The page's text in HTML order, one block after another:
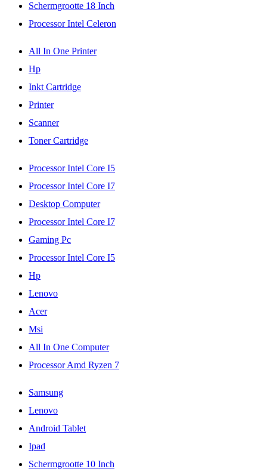
Schermgrootte 18 Inch
Processor Intel Celeron
All In One Printer
Hp
Inkt Cartridge
Printer
Scanner
Toner Cartridge
Processor Intel Core I5
Processor Intel Core I7
Desktop Computer
Processor Intel Core I7
Gaming Pc
Processor Intel Core I5
Hp
Lenovo
Acer
Msi
All In One Computer
Processor Amd Ryzen 7
Samsung
Lenovo
Android Tablet
Ipad
Schermgrootte 10 Inch